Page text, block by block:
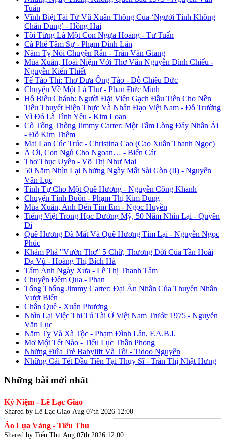
Tuấn
Vĩnh Biệt Tài Tử Vũ Xuân Thông Của ‘Người Tình Không
Chân Dung’ - Hồng Hải
Tôi Từng Là Một Con Ngựa Hoang - Tư Tuấn
Cà Phê Tâm Sự - Phạm Đình Lân
Năm Tỵ Nói Chuyện Rắn - Trần Văn Giang
Mùa Xuân, Hoài Niệm Với Thơ Văn Nguyễn Đình Chiểu -
Nguyễn Kiến Thiết
Tế Táo Thi: Thơ Đưa Ông Táo - Đỗ Chiêu Đức
Chuyện Về Một Lá Thư - Phan Đức Minh
Hồ Biểu Chánh: Người Đặt Viên Gạch Đầu Tiên Cho Nền
Tiểu Thuyết Hiện Thực Và Nhân Đạo Việt Nam - Đỗ Trường
Vì Đó Là Tình Yêu - Kim Loan
Cố Tổng Thống Jimmy Carter: Một Tấm Lòng Đầy Nhân Ái
- Đỗ Kim Thêm
Mai Lan Cúc Trúc - Christina Cao (Cao Xuân Thanh Ngọc)
À Ơi, Con Ngủ Cho Ngoan… - Biển Cát
Thơ Thục Uyên - Võ Thị Như Mai
50 Năm Nhìn Lại Những Ngày Mất Sài Gòn (II) - Nguyễn
Văn Lục
Tình Tự Cho Một Quê Hương - Nguyễn Công Khanh
Chuyện Tình Buồn - Phạm Thị Kim Dung
Mùa Xuân, Anh Đến Tìm Em - Ngọc Huyền
Tiếng Việt Trong Học Đường Mỹ, 50 Năm Nhìn Lại - Quyên
Di
Quê Hương Đã Mất Và Quê Hương Tìm Lại - Nguyễn Ngọc
Phúc
Khám Phá "Vườn Thơ" 5 Chữ, Thương Đời Của Tần Hoài
Dạ Vũ - Hoàng Thị Bích Hà
Tấm Ảnh Ngày Xưa - Lê Thị Thanh Tâm
Chuyện Đêm Qua - Phan
Tổng Thống Jimmy Carter: Đại Ân Nhân Của Thuyền Nhân
Vượt Biển
Chân Quê - Xuân Phương
Nhìn Lại Việc Thi Tú Tài Ở Việt Nam Trước 1975 - Nguyễn
Văn Lục
Năm Tỵ Và Xà Tộc - Phạm Đình Lân, F.A.B.I.
Mơ Một Tết Nào - Tiểu Lục Thần Phong
Những Đứa Trẻ Babylift Và Tôi - Tidoo Nguyễn
Những Cái Tết Đầu Tiên Tại Thụy Sĩ - Trần Thị Nhật Hưng
Những bài mới nhất
Kỷ Niệm - Lê Lạc Giao
Shared by Lê Lạc Giao Aug 07th 2026 12:00
Áo Lụa Vàng - Tiểu Thu
Shared by Tiểu Thu Aug 07th 2026 12:00